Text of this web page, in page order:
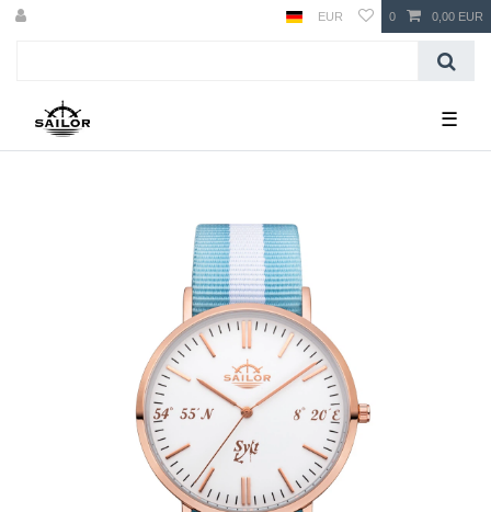
EUR 0 0,00 EUR
☰